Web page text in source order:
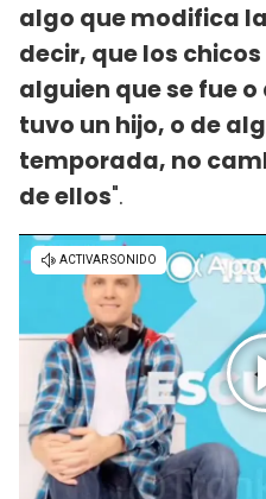
algo que modifica
decir, que los
alguien que se fue
tuvo un hijo, o de
temporada, no
de ellos".